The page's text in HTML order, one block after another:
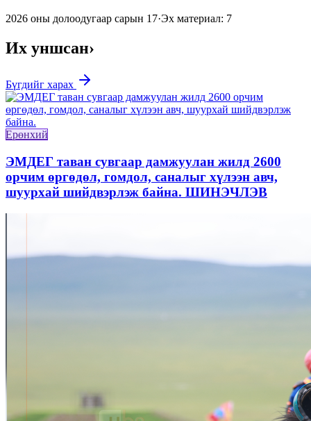
2026 оны долоодугаар сарын 17·Эх материал: 7
Их уншсан›
Бүгдийг харах
Ерөнхий
ЭМДЕГ таван сувгаар дамжуулан жилд 2600
орчим өргөдөл, гомдол, саналыг хүлээн авч,
шуурхай шийдвэрлэж байна. ШИНЭЧЛЭВ